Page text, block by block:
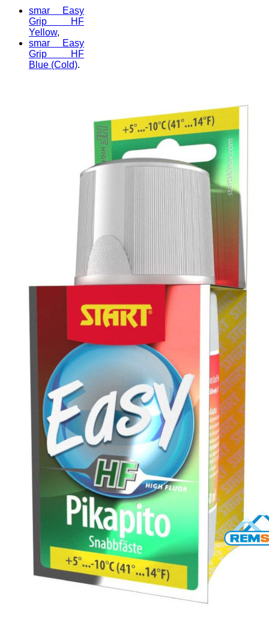
smar Easy
Grip HF
Yellow,
smar Easy
Grip HF
Blue (Cold).